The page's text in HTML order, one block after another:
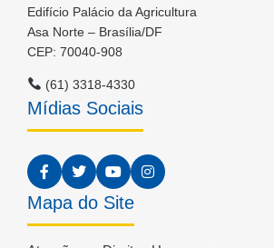
Edifício Palácio da Agricultura
Asa Norte – Brasília/DF
CEP: 70040-908
(61) 3318-4330
Mídias Sociais
Mapa do Site